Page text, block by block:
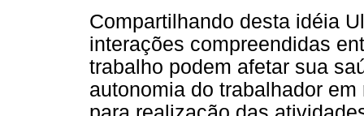
Compartilhando desta idéia
interações compreendidas
trabalho podem afetar sua
autonomia do trabalhador